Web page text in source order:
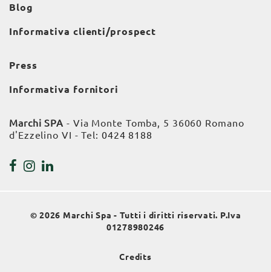
Blog
Informativa clienti/prospect
Press
Informativa fornitori
Marchi SPA - Via Monte Tomba, 5 36060 Romano
d'Ezzelino VI - Tel: 0424 8188
© 2026 Marchi Spa - Tutti i diritti riservati. P.Iva
01278980246
Credits